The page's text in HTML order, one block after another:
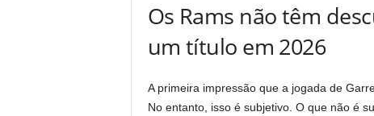
Os Rams não têm
um título em 2026
A primeira impressão que a jogada de
No entanto, isso é subjetivo. O que não é